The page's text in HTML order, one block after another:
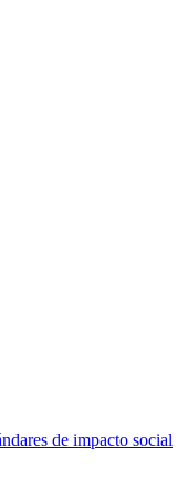
de impacto social